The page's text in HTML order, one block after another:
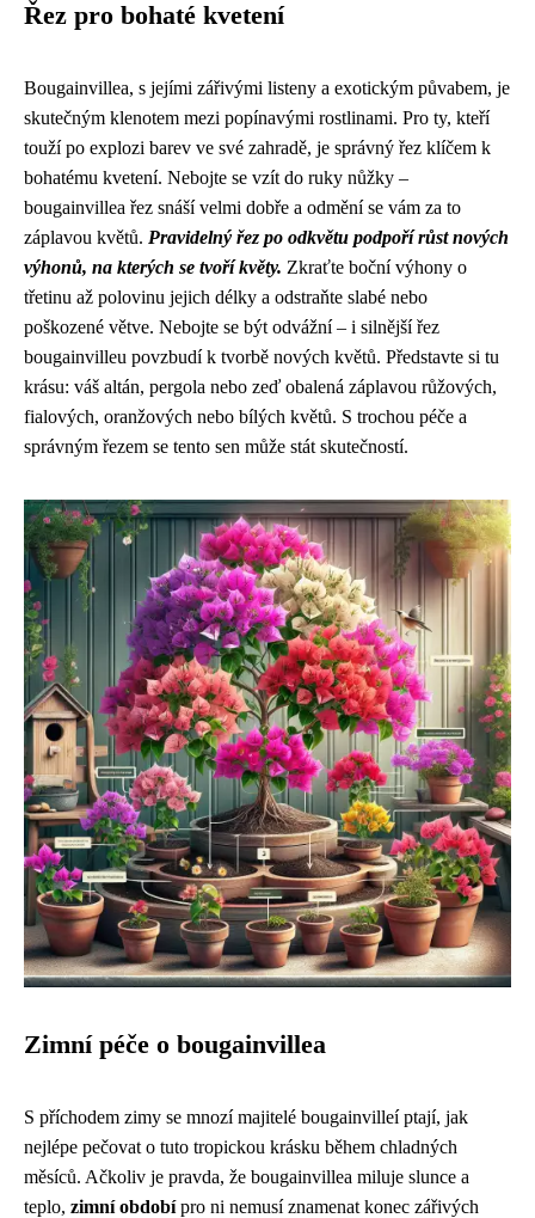
Řez pro bohaté kvetení
Bougainvillea, s jejími zářivými listeny a exotickým půvabem, je
skutečným klenotem mezi popínavými rostlinami. Pro ty, kteří
touží po explozi barev ve své zahradě, je správný řez klíčem k
bohatému kvetení. Nebojte se vzít do ruky nůžky –
bougainvillea řez snáší velmi dobře a odmění se vám za to
záplavou květů. Pravidelný řez po odkvětu podpoří růst nových
výhonů, na kterých se tvoří květy. Zkraťte boční výhony o
třetinu až polovinu jejich délky a odstraňte slabé nebo
poškozené větve. Nebojte se být odvážní – i silnější řez
bougainvilleu povzbudí k tvorbě nových květů. Představte si tu
krásu: váš altán, pergola nebo zeď obalená záplavou růžových,
fialových, oranžových nebo bílých květů. S trochou péče a
správným řezem se tento sen může stát skutečností.
Zimní péče o bougainvillea
S příchodem zimy se mnozí majitelé bougainvilleí ptají, jak
nejlépe pečovat o tuto tropickou krásku během chladných
měsíců. Ačkoliv je pravda, že bougainvillea miluje slunce a
teplo, zimní obdobípro ni nemusí znamenat konec zářivých